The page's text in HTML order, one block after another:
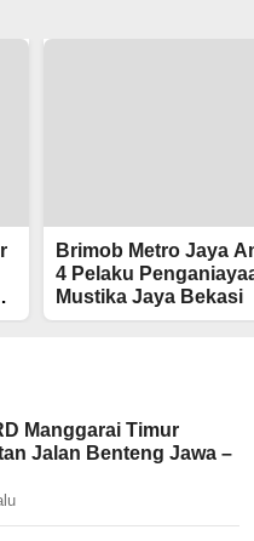
Brimob Metro Jaya
4 Pelaku
Mustika Jaya Bekasi
Manggarai Timur
Jalan Benteng Jawa –